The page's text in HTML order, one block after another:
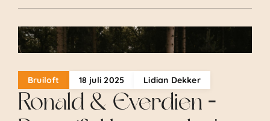
.
Bruiloft 18 juli 2025 Lidian Dekker
Ronald & Everdien –